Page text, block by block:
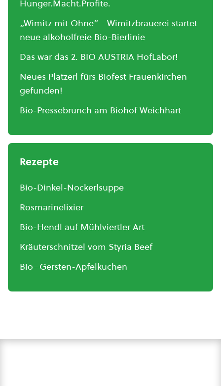
Hunger.Macht.Profite.
„Wimitz mit Ohne“ - Wimitzbrauerei startet
neue alkoholfreie Bio-Bierlinie
Das war das 2. BIO AUSTRIA HofLabor!
Neues Platzerl fürs Biofest Frauenkirchen
gefunden!
Bio-Pressebrunch am Biohof Weichhart
Rezepte
Bio-Dinkel-Nockerlsuppe
Rosmarinelixier
Bio-Hendl auf Mühlviertler Art
Kräuterschnitzel vom Styria Beef
Bio–Gersten-Apfelkuchen